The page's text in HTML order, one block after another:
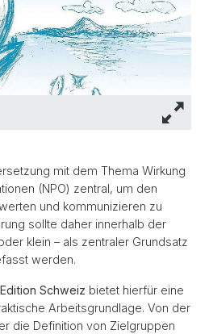
mit dem Thema Wirkung
(NPO) zentral, um den
und kommunizieren zu
sollte daher innerhalb der
klein – als zentraler Grundsatz
werden.
Schweiz bietet hierfür eine
Arbeitsgrundlage. Von der
die Definition von Zielgruppen